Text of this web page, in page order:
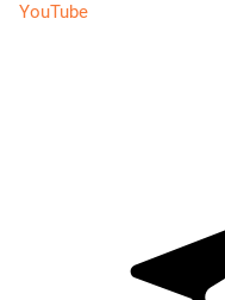
YouTube